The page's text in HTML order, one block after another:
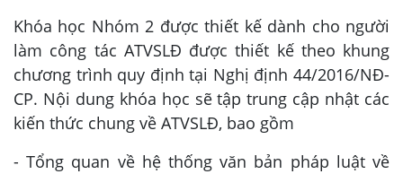
Khóa học Nhóm 2 được thiết kế dành cho người
làm công tác ATVSLĐ được thiết kế theo khung
chương trình quy định tại Nghị định 44/2016/NĐ-
CP. Nội dung khóa học sẽ tập trung cập nhật các
kiến thức chung về ATVSLĐ, bao gồm
- Tổng quan về hệ thống văn bản pháp luật về